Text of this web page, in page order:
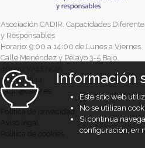
Asociación CADIR. Capacidades
y Responsables
Horario: 9:00 a 14:00 de Lunes a Viernes
Calle Menéndez y Pelayo 3-5 Bajo
46010 VALENCIA
960301644
cadir@cadir.es
Política de privacidad
Aviso legal
Política de cookies
Información
Este sitio web
No se utilizan
Si continúa
configuración, en